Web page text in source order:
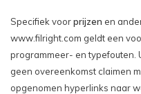
Specifiek voorprijzen en
www.filright.com geldt een
programmeer- en typefouten.
geen overeenkomst claimen
opgenomen hyperlinks naar